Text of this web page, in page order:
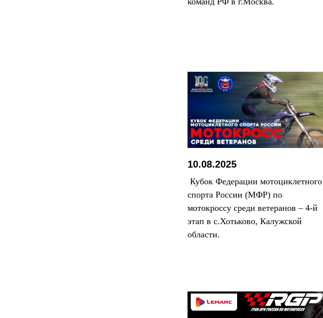
10.08.2025
Кубок Федерации мотоциклетного
спорта России (МФР) по
мотокроссу среди ветеранов – 4-й
этап в с.Хотьково, Калужской
области.